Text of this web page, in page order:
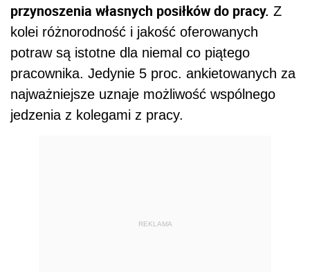
przynoszenia własnych posiłków do pracy. Z
kolei różnorodność i jakość oferowanych
potraw są istotne dla niemal co piątego
pracownika. Jedynie 5 proc. ankietowanych za
najważniejsze uznaje możliwość wspólnego
jedzenia z kolegami z pracy.
REKLAMA